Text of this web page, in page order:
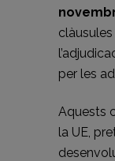
per les
Aquests
la UE,